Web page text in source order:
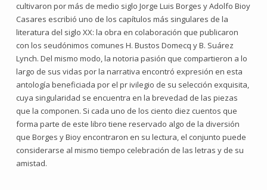
cultivaron por más de medio siglo Jorge Luis Borges y Adolfo Bioy
Casares escribió uno de los capítulos más singulares de la
literatura del siglo XX: la obra en colaboración que publicaron
con los seudónimos comunes H. Bustos Domecq y B. Suárez
Lynch. Del mismo modo, la notoria pasión que compartieron a lo
largo de sus vidas por la narrativa encontró expresión en esta
antología beneficiada por el pr ivilegio de su selección exquisita,
cuya singularidad se encuentra en la brevedad de las piezas
que la componen. Si cada uno de los ciento diez cuentos que
forma parte de este libro tiene reservado algo de la diversión
que Borges y Bioy encontraron en su lectura, el conjunto puede
considerarse al mismo tiempo celebración de las letras y de su
amistad.